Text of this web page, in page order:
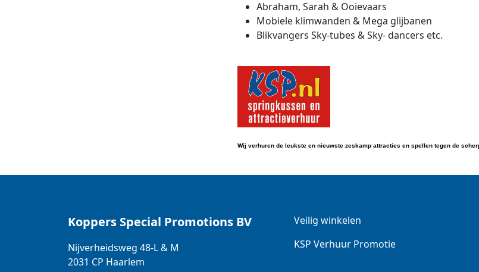
Abraham, Sarah & Ooievaars
Mobiele klimwanden & Mega glijbanen
Blikvangers Sky-tubes & Sky- dancers etc.
Wij verhuren de leukste en nieuwste zeskamp attracties en spellen tegen de
Koppers Special Promotions BV
Nijverheidsweg 48-L & M
2031 CP Haarlem
Veilig winkelen
KSP Verhuur Promotie